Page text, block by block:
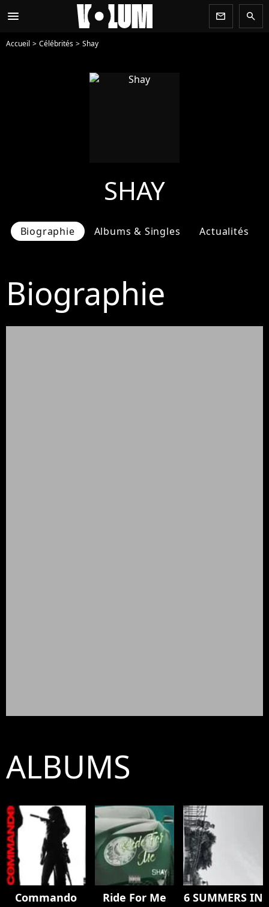
menu newsletter search
Accueil Célébrités Shay
SHAY
Biographie Albums & Singles Actualités
Biographie
ALBUMS
Commando Ride For Me
6 SUMMERS IN